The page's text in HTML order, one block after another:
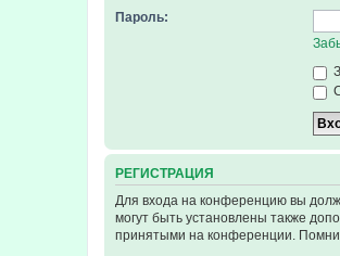
Пароль:
РЕГИСТРАЦИЯ
Для входа на конференцию вы
могут быть установлены также
принятыми на конференции.